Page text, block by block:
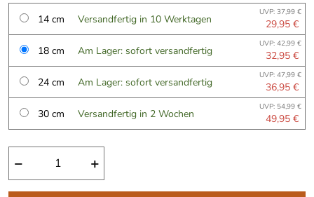
14 cm
Versandfertig in 10 Werktagen UVP: 37,99 €
29,95 €
18 cm
Am Lager: sofort versandfertig UVP: 42,99 €
32,95 €
24 cm
Am Lager: sofort versandfertig UVP: 47,99 €
36,95 €
30 cm
Versandfertig in 2 Wochen UVP: 54,99 €
49,95 €
− +